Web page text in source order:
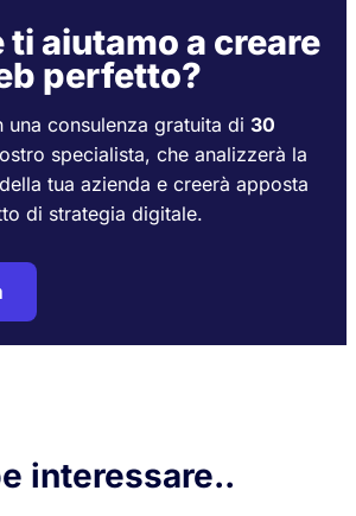
ti aiutamo a creare
perfetto?
una consulenza gratuita di 30
specialista, che analizzerà la
tua azienda e creerà apposta
di strategia digitale.
interessare..